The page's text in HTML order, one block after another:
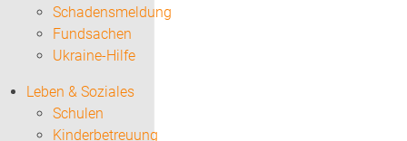
Schadensmeldung
Fundsachen
Ukraine-Hilfe
Leben & Soziales
Schulen
Kinderbetreuung